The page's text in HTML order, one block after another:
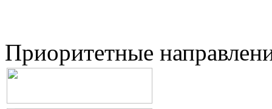
Приоритетные